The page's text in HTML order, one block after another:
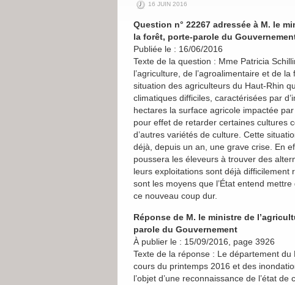
16 JUIN 2016
Question n° 22267 adressée à M. le
la forêt, porte-parole du
Publiée le : 16/06/2016
Texte de la question : Mme Patricia
l’agriculture, de l’agroalimentaire et de
situation des agriculteurs du Haut-Rhin
climatiques difficiles, caractérisées par
hectares la surface agricole impactée
pour effet de retarder certaines cultures
d’autres variétés de culture. Cette
déjà, depuis un an, une grave crise. En
poussera les éleveurs à trouver des
leurs exploitations sont déjà
sont les moyens que l’État entend
ce nouveau coup dur.
Réponse de M. le ministre de
parole du Gouvernement
À publier le : 15/09/2016, page 3926
Texte de la réponse : Le département
cours du printemps 2016 et des
l’objet d’une reconnaissance de l’état